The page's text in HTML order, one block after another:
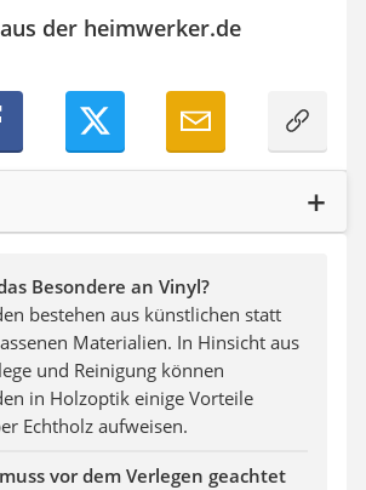
der heimwerker.de
Besondere an Vinyl?
bestehen aus künstlichen statt
Materialien. In Hinsicht aus
und Reinigung können
in Holzoptik einige Vorteile
Echtholz aufweisen.
vor dem Verlegen geachtet